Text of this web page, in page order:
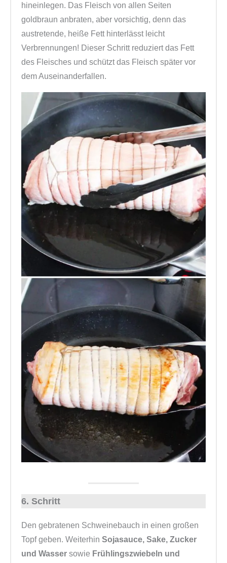
hineinlegen. Das Fleisch von allen Seiten
goldbraun anbraten, aber vorsichtig, denn das
austretende, heiße Fett hinterlässt leicht
Verbrennungen! Dieser Schritt reduziert das Fett
des Fleisches und schützt das Fleisch später vor
dem Auseinanderfallen.
6. Schritt
Den gebratenen Schweinebauch in einen großen
Topf geben. Weiterhin Sojasauce, Sake, Zucker
und Wasser sowie Frühlingszwiebeln und